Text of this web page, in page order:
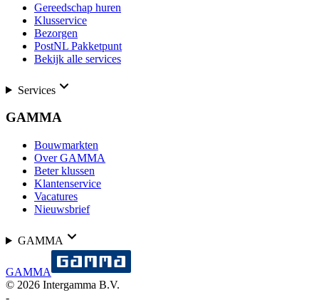
Gereedschap huren
Klusservice
Bezorgen
PostNL Pakketpunt
Bekijk alle services
Services
GAMMA
Bouwmarkten
Over GAMMA
Beter klussen
Klantenservice
Vacatures
Nieuwsbrief
GAMMA
GAMMA
© 2026 Intergamma B.V.
-